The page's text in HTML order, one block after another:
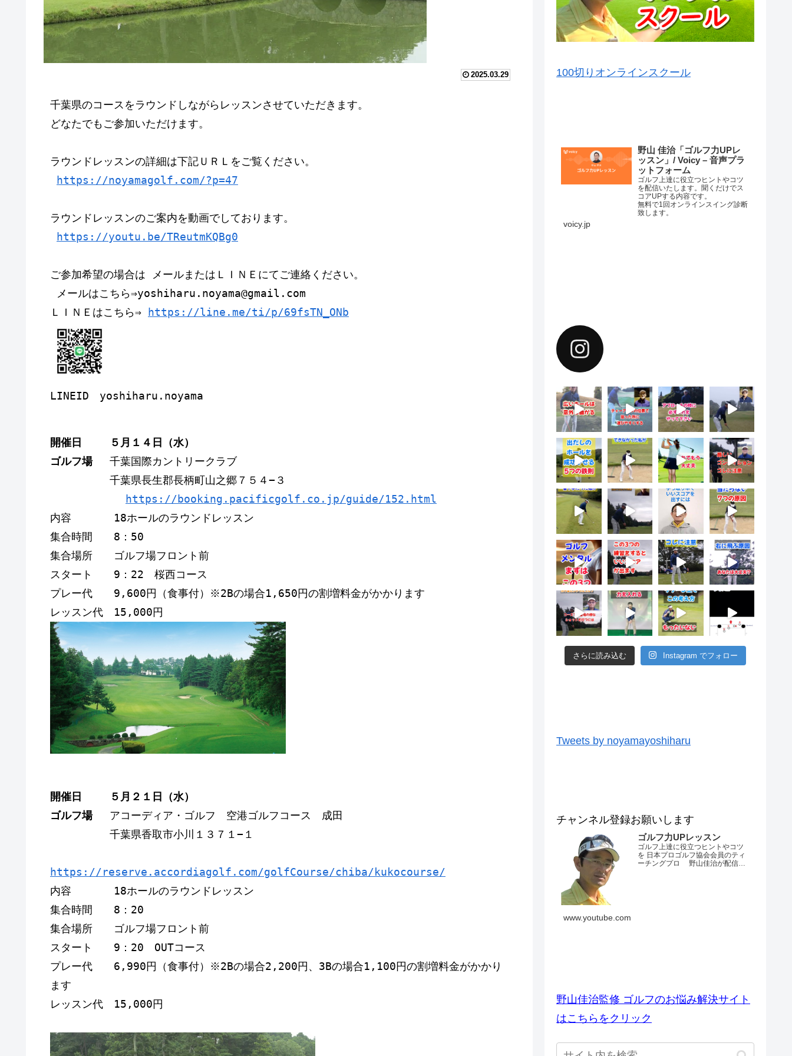
2025.03.29
千葉県のコースをラウンドしながらレッスンさせていただきます。
どなたでもご参加いただけます。
ラウンドレッスンの詳細は下記ＵＲＬをご覧ください。
https://noyamagolf.com/?p=47
ラウンドレッスンのご案内を動画でしております。
https://youtu.be/TReutmKQBg0
ご参加希望の場合は メールまたはＬＩＮＥにてご連絡ください。
メールはこちら⇒yoshiharu.noyama@gmail.com
ＬＩＮＥはこちら⇒ https://line.me/ti/p/69fsTN_ONb
LINEID　yoshiharu.noyama
開催日　　 ５月１４日（水）
ゴルフ場 千葉国際カントリークラブ
千葉県長生郡長柄町山之郷７５４−３
https://booking.pacificgolf.co.jp/guide/152.html
内容　　　　18ホールのラウンドレッスン
集合時間　　8：50
集合場所　　ゴルフ場フロント前
スタート　　9：22　桜西コース
プレー代　　9,600円（食事付）※2Bの場合1,650円の割増料金がかかります
レッスン代　15,000円
開催日　　 ５月２１日（水）
ゴルフ場 アコーディア・ゴルフ　空港ゴルフコース　成田
千葉県香取市小川１３７１−１
https://reserve.accordiagolf.com/golfCourse/chiba/kukocourse/
内容　　　　18ホールのラウンドレッスン
集合時間　　8：20
集合場所　　ゴルフ場フロント前
スタート　　9：20　OUTコース
プレー代　　6,990円（食事付）※2Bの場合2,200円、3Bの場合1,100円の割増料金がかかり
ます
レッスン代　15,000円
100切りオンラインスクール
野山 佳治「ゴルフ力UPレ
ッスン」/ Voicy – 音声プラ
ットフォーム
ゴルフ上達に役立つヒントやコツ
を配信いたします。聞くだけでス
コアUPする内容です。
無料で1回オンラインスイング診断
致します。
voicy.jp
さらに読み込む Instagram でフォロー
Tweets by noyamayoshiharu
チャンネル登録お願いします
ゴルフ力UPレッスン
ゴルフ上達に役立つヒントやコツ
を 日本プロゴルフ協会会員のティ
ーチングプロ 野山佳治が配信す
www.youtube.com
野山佳治監修 ゴルフのお悩み解決サイト
はこちらをクリック